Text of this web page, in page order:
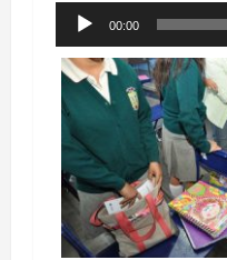
Reproductor
de
audio
00:00